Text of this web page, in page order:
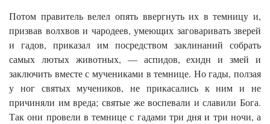
Потом правитель велел опять ввергнуть их в темницу и,
призвав волхвов и чародеев, умеющих заговаривать зверей
и гадов, приказал им посредством заклинаний собрать
самых лютых животных, — аспидов, ехидн и змей и
заключить вместе с мучениками в темнице. Но гады, ползая
у ног святых мучеников, не прикасались к ним и не
причиняли им вреда; святые же воспевали и славили Бога.
Так они провели в темнице с гадами три дня и три ночи, а